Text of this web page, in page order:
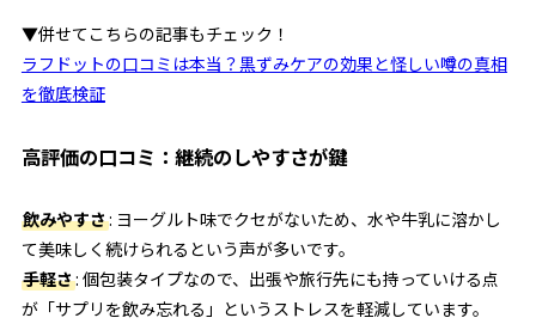
▼併せてこちらの記事もチェック！
ラフドットの口コミは本当？黒ずみケアの効果と怪しい噂の真相
を徹底検証
高評価の口コミ：継続のしやすさが鍵
飲みやすさ: ヨーグルト味でクセがないため、水や牛乳に溶かし
て美味しく続けられるという声が多いです。
手軽さ: 個包装タイプなので、出張や旅行先にも持っていける点
が「サプリを飲み忘れる」というストレスを軽減しています。